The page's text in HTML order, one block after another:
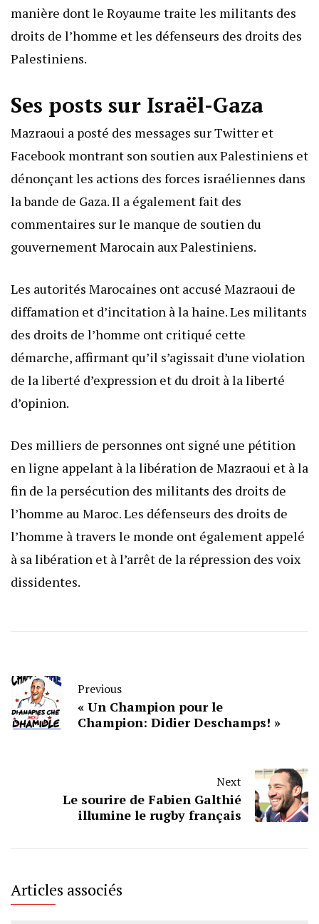
manière dont le Royaume traite les militants des
droits de l’homme et les défenseurs des droits des
Palestiniens.
Ses posts sur Israël-Gaza
Mazraoui a posté des messages sur Twitter et
Facebook montrant son soutien aux Palestiniens et
dénonçant les actions des forces israéliennes dans
la bande de Gaza. Il a également fait des
commentaires sur le manque de soutien du
gouvernement Marocain aux Palestiniens.
Les autorités Marocaines ont accusé Mazraoui de
diffamation et d’incitation à la haine. Les militants
des droits de l’homme ont critiqué cette
démarche, affirmant qu’il s’agissait d’une violation
de la liberté d’expression et du droit à la liberté
d’opinion.
Des milliers de personnes ont signé une pétition
en ligne appelant à la libération de Mazraoui et à la
fin de la persécution des militants des droits de
l’homme au Maroc. Les défenseurs des droits de
l’homme à travers le monde ont également appelé
à sa libération et à l’arrêt de la répression des voix
dissidentes.
Previous
« Un Champion pour le
Champion: Didier Deschamps! »
Next
Le sourire de Fabien Galthié
illumine le rugby français
Articles associés